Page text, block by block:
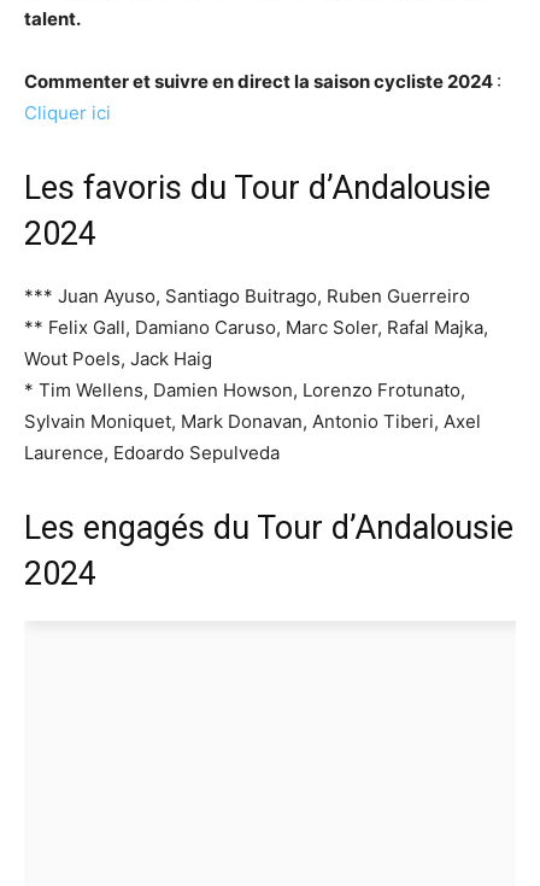
talent.
Commenter et suivre en direct la saison cycliste 2024 :
Cliquer ici
Les favoris du Tour d’Andalousie
2024
*** Juan Ayuso, Santiago Buitrago, Ruben Guerreiro
** Felix Gall, Damiano Caruso, Marc Soler, Rafal Majka,
Wout Poels, Jack Haig
* Tim Wellens, Damien Howson, Lorenzo Frotunato,
Sylvain Moniquet, Mark Donavan, Antonio Tiberi, Axel
Laurence, Edoardo Sepulveda
Les engagés du Tour d’Andalousie
2024